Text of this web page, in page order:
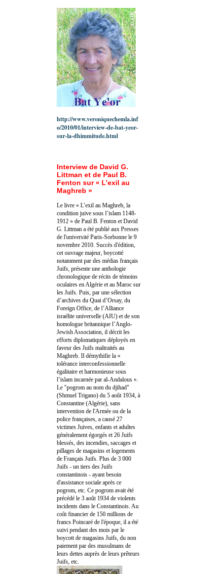
http://www.veroniquechemla.inf
o/2010/01/interview-de-bat-yeor-
sur-la-dhimmitude.html
Interview de David G.
Littman et de Paul B.
Fenton sur « L’exil au
Maghreb »
Le livre « L’exil au Maghreb, la
condition juive sous l’islam 1148-
1912 » de Paul B. Fenton et David
G. Littman a été publié aux Presses
de l'université Paris-Sorbonne le 9
novembre 2010. Succès d'édition,
cet ouvrage majeur, boycotté
notamment par des médias français
Juifs, présente une anthologie
chronologique de récits de témoins
oculaires en Algérie et au Maroc sur
les Juifs. Puis, par une sélection
d’archives du Quai d’Orsay, du
Foreign Office, de l’Alliance
israélite universelle (AIU) et de son
homologue britannique l’Anglo-
Jewish Association, il décrit les
efforts diplomatiques déployés en
faveur des Juifs maltraités au
Maghreb. Il démythifie la «
tolérance interconfessionnelle
égalitaire et harmonieuse sous
l’islam incarnée par al-Andalous ».
Le "pogrom au nom du djihad"
(Shmuel Trigano) du 5 août 1934, à
Constantine (Algérie), sans
intervention de l'Armée ou de la
police françaises, a causé 27
victimes Juives, enfants et adultes
généralement égorgés et 26 Juifs
blessés, des incendies, saccages et
pillages de magasins et logements
de Français Juifs. Plus de 3 000
Juifs - un tiers des Juifs
constantinois - ayant besoin
d'assistance sociale après ce
pogrom, etc. Ce pogrom avait été
précédé le 3 août 1934 de violents
incidents dans le Constantinois. Au
coût financier de 150 millions de
francs Poincaré de l'époque, il a été
suivi pendant des mois par le
boycott de magasins Juifs, du non
paiement par des musulmans de
leurs dettes auprès de leurs prêteurs
Juifs, etc.